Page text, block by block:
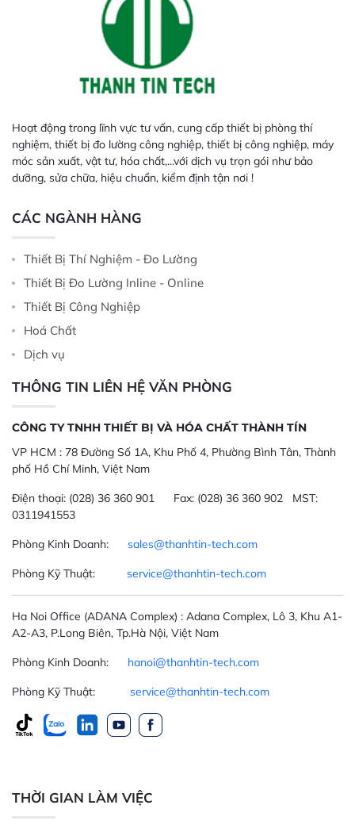
Hoạt động trong lĩnh vực tư vấn, cung cấp thiết bị phòng thí
nghiệm, thiết bị đo lường công nghiệp, thiết bị công nghiệp, máy
móc sản xuất, vật tư, hóa chất,...với dịch vụ trọn gói như bảo
dưỡng, sửa chữa, hiệu chuẩn, kiểm định tận nơi !
CÁC NGÀNH HÀNG
Thiết Bị Thí Nghiệm - Đo Lường
Thiết Bị Đo Lường Inline - Online
Thiết Bị Công Nghiệp
Hoá Chất
Dịch vụ
THÔNG TIN LIÊN HỆ VĂN PHÒNG
CÔNG TY TNHH THIẾT BỊ VÀ HÓA CHẤT THÀNH TÍN
VP HCM : 78 Đường Số 1A, Khu Phố 4, Phường Bình Tân, Thành
phố Hồ Chí Minh, Việt Nam
Điện thoại: (028) 36 360 901 Fax: (028) 36 360 902 MST:
0311941553
Phòng Kinh Doanh: sales@thanhtin-tech.com
Phòng Kỹ Thuật: service@thanhtin-tech.com
Ha Noi Office (ADANA Complex) : Adana Complex, Lô 3, Khu A1-
A2-A3, P.Long Biên, Tp.Hà Nội, Việt Nam
Phòng Kinh Doanh: hanoi@thanhtin-tech.com
Phòng Kỹ Thuật: service@thanhtin-tech.com
THỜI GIAN LÀM VIỆC